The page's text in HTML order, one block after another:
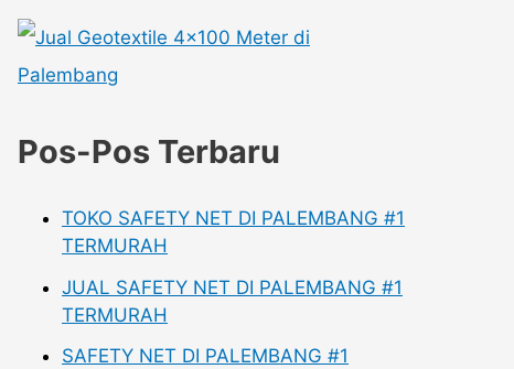
Pos-Pos Terbaru
TOKO SAFETY NET DI PALEMBANG #1
TERMURAH
JUAL SAFETY NET DI PALEMBANG #1
TERMURAH
SAFETY NET DI PALEMBANG #1